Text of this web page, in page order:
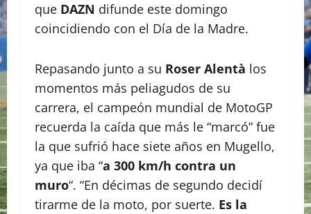
que DAZN difunde este domingo
coincidiendo con el Día de la Madre.
Repasando junto a su Roser Alentà los
momentos más peliagudos de su
carrera, el campeón mundial de MotoGP
recuerda la caída que más le “marcó” fue
la que sufrió hace siete años en Mugello,
ya que iba “a 300 km/h contra un
muro“. “En décimas de segundo decidí
tirarme de la moto, por suerte. Es la